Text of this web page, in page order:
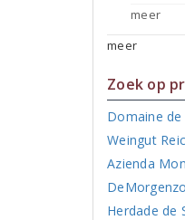
meer
meer
Zoek op
Domaine
Weingut
Azienda
Herdade de